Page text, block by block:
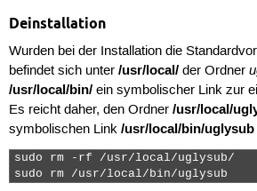
Deinstallation
Wurden bei der Installation die
befindet sich unter /usr/local/der Ordner
/usr/local/bin/ein symbolischer Link zur
Es reicht daher, den Ordner /usr/local/
symbolischen Link /usr/local/bin/uglysub
sudo rm -rf /usr/local/uglysub/
sudo rm /usr/local/bin/uglysub